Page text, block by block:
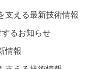
支える最新技術情報
るお知らせ
情報